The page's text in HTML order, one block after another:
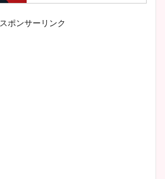
小室瑛莉子のカップ画像まと
スポンサーリンク